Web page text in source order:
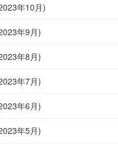
年10月)
年9月)
年8月)
年7月)
年6月)
年5月)